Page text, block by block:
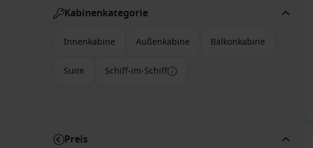
Kabinenkategorie
Innenkabine Außenkabine Balkonkabine
Suite Schiff-im-Schiff
Preis